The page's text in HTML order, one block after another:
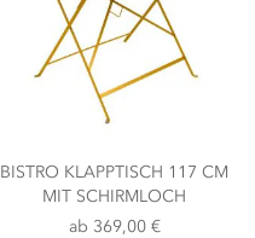
BISTRO KLAPPTISCH 117 CM
MIT SCHIRMLOCH
ab 369,00 €